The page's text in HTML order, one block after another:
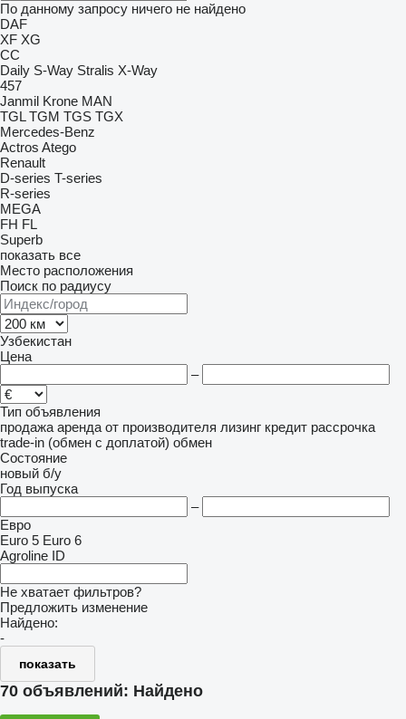
По данному запросу ничего не найдено
DAF
XF XG
CC
Daily S-Way Stralis X-Way
457
Janmil Krone MAN
TGL TGM TGS TGX
Mercedes-Benz
Actros Atego
Renault
D-series T-series
R-series
MEGA
FH FL
Superb
показать все
Место расположения
Поиск по радиусу
Узбекистан
Цена
–
Тип объявления
продажа аренда от производителя лизинг кредит рассрочка
trade-in (обмен с доплатой) обмен
Состояние
новый б/у
Год выпуска
–
Евро
Euro 5 Euro 6
Agroline ID
Не хватает фильтров?
Предложить изменение
Найдено:
-
показать
70 объявлений: Найдено